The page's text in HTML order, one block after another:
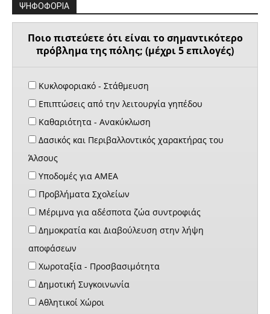
ΨΗΦΟΦΟΡΙΑ
Ποιο πιστεύετε ότι είναι το σημαντικότερο
πρόβλημα της πόλης; (μέχρι 5 επιλογές)
Κυκλοφοριακό - Στάθμευση
Επιπτώσεις από την λειτουργία γηπέδου
Καθαριότητα - Ανακύκλωση
Δασικός και Περιβαλλοντικός χαρακτήρας του
Άλσους
Υποδομές για ΑΜΕΑ
Προβλήματα Σχολείων
Μέριμνα για αδέσποτα ζώα συντροφιάς
Δημοκρατία και Διαβούλευση στην λήψη
αποφάσεων
Χωροταξία - Προσβασιμότητα
Δημοτική Συγκοινωνία
Αθλητικοί Χώροι